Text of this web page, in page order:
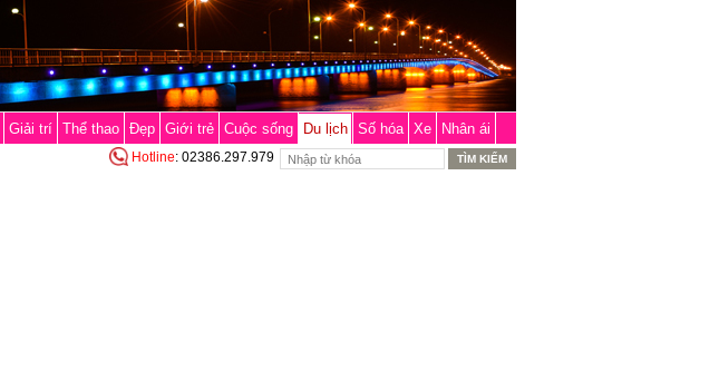
Giải trí Thể thao Đẹp Giới trẻ Cuộc sống Du lịch Số hóa Xe Nhân ái
Hotline: 02386.297.979